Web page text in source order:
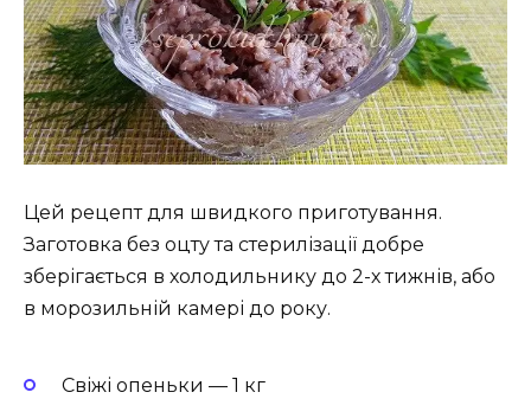
Цей рецепт для швидкого приготування.
Заготовка без оцту та стерилізації добре
зберігається в холодильнику до 2-х тижнів, або
в морозильній камері до року.
Свіжі опеньки — 1 кг